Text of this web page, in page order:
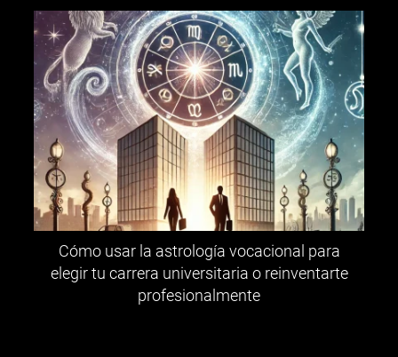
Cómo usar la astrología vocacional para
elegir tu carrera universitaria o reinventarte
profesionalmente